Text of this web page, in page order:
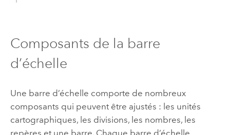
Composants de la barre
d’échelle
Une barre d’échelle comporte de nombreux
composants qui peuvent être ajustés : les unités
cartographiques, les divisions, les nombres, les
repères et une barre. Chaque barre d’échelle